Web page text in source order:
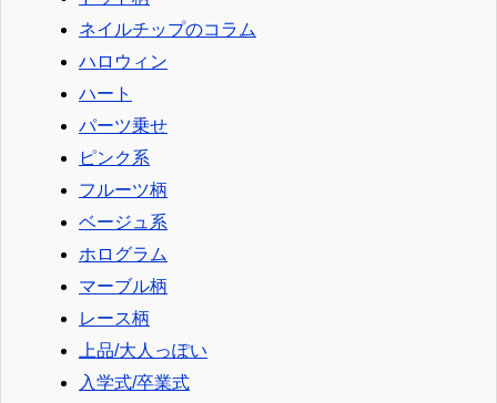
ネイルチップのコラム
ハロウィン
ハート
パーツ乗せ
ピンク系
フルーツ柄
ベージュ系
ホログラム
マーブル柄
レース柄
上品/大人っぽい
入学式/卒業式